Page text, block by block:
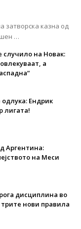
затворска казна од
…
случило на Новак:
а
Eндрик
лигата!
Аргентина:
на Меси
дисциплина во
нови правила